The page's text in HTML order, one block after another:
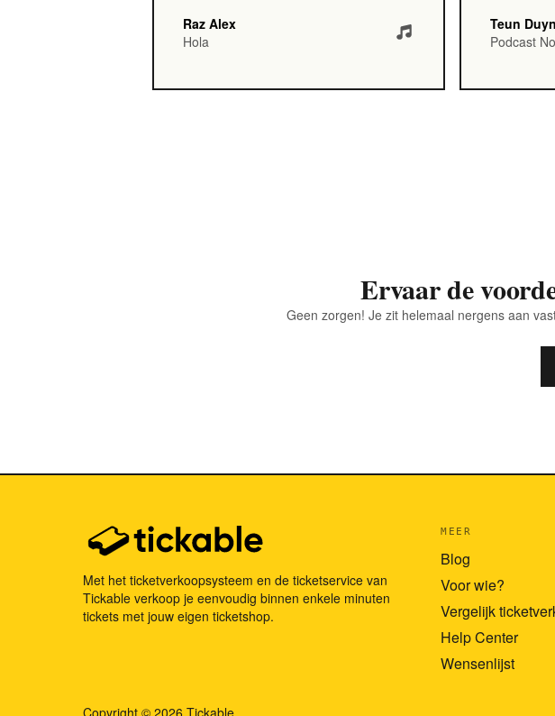
Raz Alex
Hola
Teun
Podcast
Ervaar de
Geen zorgen! Je zit helemaal nergens aan
Met het ticketverkoopsysteem en de ticketservice van
Tickable verkoop je eenvoudig binnen enkele minuten
tickets met jouw eigen ticketshop.
MEER
Blog
Voor wie?
Vergelijk
Help Center
Wensenlijst
Copyright © 2026 Tickable